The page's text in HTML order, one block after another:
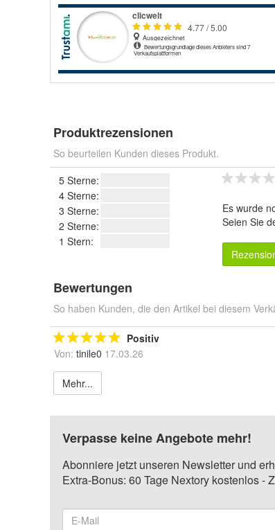
Produktrezensionen
So beurteilen Kunden dieses Produkt.
5 Sterne:
4 Sterne:
3 Sterne:
2 Sterne:
1 Stern:
Es wurde
Seien Sie
Bewertungen
So haben Kunden, die den Artikel bei diesem
Positiv
Von: tinile0 17.03.26
Mehr...
Verpasse keine Angebote mehr!
Abonniere jetzt unseren Newsletter und
Extra-Bonus: 60 Tage Nextory kostenlos -